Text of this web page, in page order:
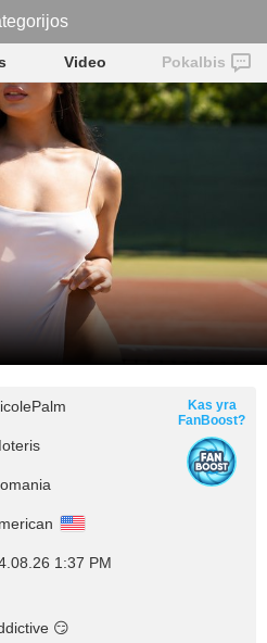
Video Pokalbis
1:37 PM
Kas yra
FanBoost?
😏